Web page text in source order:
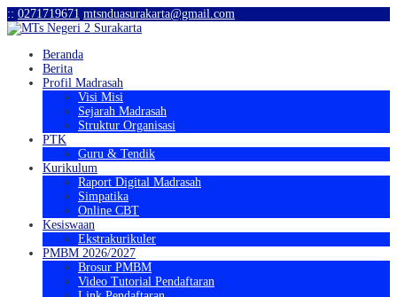
:: 0271719671 mtsnduasurakarta@gmail.com
Beranda
Berita
Profil Madrasah
Visi Misi
Sejarah Madrasah
Struktur Organisasi
PTK
Guru & Tendik
Kurikulum
Raport Digital Madrasah
Simpatika
Online CBT
Kesiswaan
Ekstrakurikuler
PMBM 2026/2027
Brosur PMBM
Video Tutorial Pendaftaran